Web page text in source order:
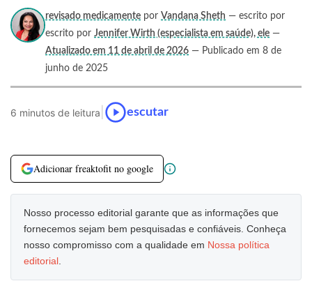
revisado medicamente por Vandana Sheth — escrito por
escrito por Jennifer Wirth (especialista em saúde), ele —
Atualizado em 11 de abril de 2026 — Publicado em 8 de
junho de 2025
6 minutos de leitura escutar
Adicionar freaktofit no google
Nosso processo editorial garante que as informações que
fornecemos sejam bem pesquisadas e confiáveis. Conheça
nosso compromisso com a qualidade em Nossa política
editorial